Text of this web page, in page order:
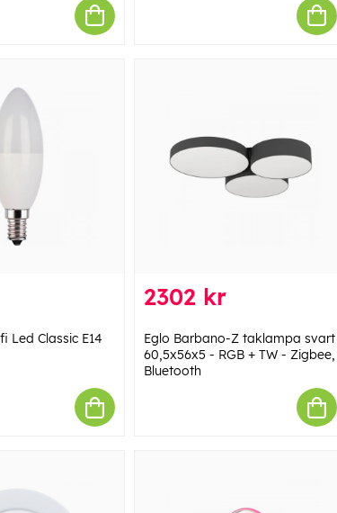
Led Classic E14
2302 kr
Eglo Barbano-Z taklampa svart
60,5x56x5 - RGB + TW - Zigbee,
Bluetooth